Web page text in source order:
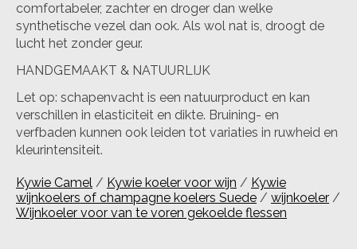
comfortabeler, zachter en droger dan welke
synthetische vezel dan ook. Als wol nat is, droogt de
lucht het zonder geur.
HANDGEMAAKT & NATUURLIJK
Let op: schapenvacht is een natuurproduct en kan
verschillen in elasticiteit en dikte. Bruining- en
verfbaden kunnen ook leiden tot variaties in ruwheid en
kleurintensiteit.
Kywie Camel / Kywie koeler voor wijn / Kywie
wijnkoelers of champagne koelers Suede / wijnkoeler /
Wijnkoeler voor van te voren gekoelde flessen